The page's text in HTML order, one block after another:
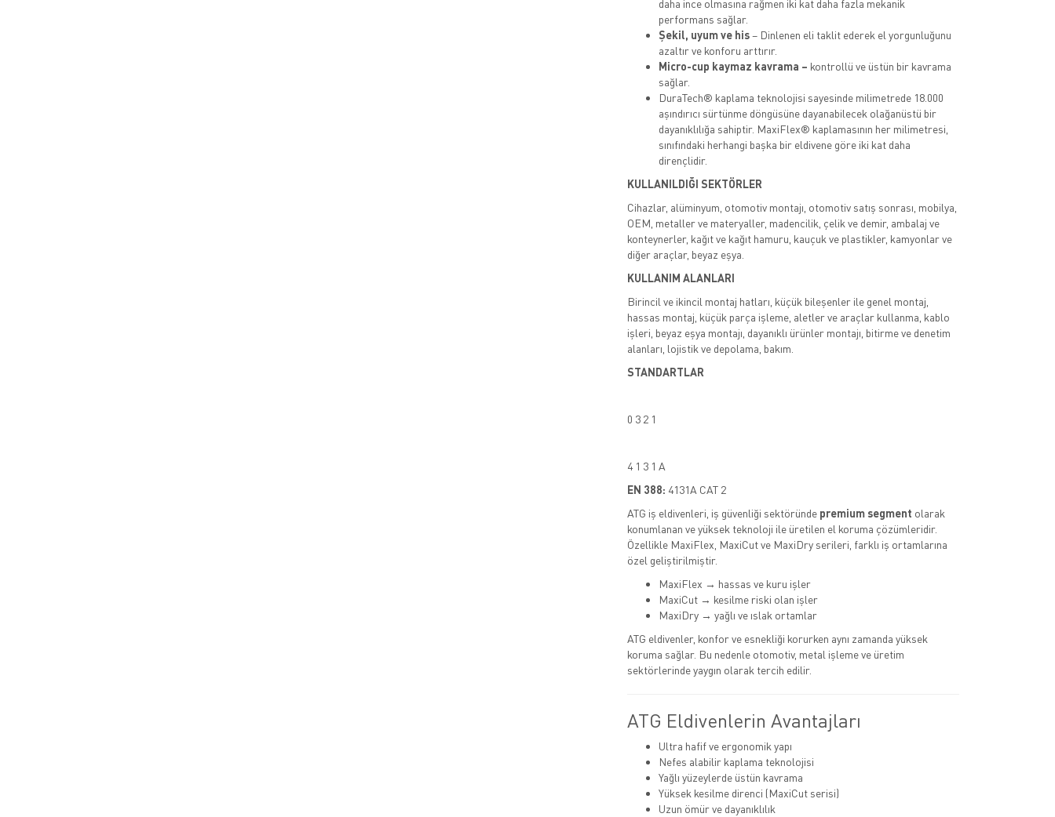
daha ince olmasına rağmen iki kat daha fazla mekanik
performans sağlar.
Şekil, uyum ve his– Dinlenen eli taklit ederek el yorgunluğunu
azaltır ve konforu arttırır.
Micro-cup kaymaz kavrama – kontrollü ve üstün bir kavrama
sağlar.
DuraTech® kaplama teknolojisi sayesinde milimetrede 18.000
aşındırıcı sürtünme döngüsüne dayanabilecek olağanüstü bir
dayanıklılığa sahiptir. MaxiFlex® kaplamasının her milimetresi,
sınıfındaki herhangi başka bir eldivene göre iki kat daha
dirençlidir.
KULLANILDIĞI SEKTÖRLER
Cihazlar, alüminyum, otomotiv montajı, otomotiv satış sonrası, mobilya,
OEM, metaller ve materyaller, madencilik, çelik ve demir, ambalaj ve
konteynerler, kağıt ve kağıt hamuru, kauçuk ve plastikler, kamyonlar ve
diğer araçlar, beyaz eşya.
KULLANIM ALANLARI
Birincil ve ikincil montaj hatları, küçük bileşenler ile genel montaj,
hassas montaj, küçük parça işleme, aletler ve araçlar kullanma, kablo
işleri, beyaz eşya montajı, dayanıklı ürünler montajı, bitirme ve denetim
alanları, lojistik ve depolama, bakım.
STANDARTLAR
0 3 2 1
4 1 3 1 A
EN 388: 4131A CAT 2
ATG iş eldivenleri, iş güvenliği sektöründe premium segment olarak
konumlanan ve yüksek teknoloji ile üretilen el koruma çözümleridir.
Özellikle MaxiFlex, MaxiCut ve MaxiDry serileri, farklı iş ortamlarına
özel geliştirilmiştir.
MaxiFlex → hassas ve kuru işler
MaxiCut → kesilme riski olan işler
MaxiDry → yağlı ve ıslak ortamlar
ATG eldivenler, konfor ve esnekliği korurken aynı zamanda yüksek
koruma sağlar. Bu nedenle otomotiv, metal işleme ve üretim
sektörlerinde yaygın olarak tercih edilir.
ATG Eldivenlerin Avantajları
Ultra hafif ve ergonomik yapı
Nefes alabilir kaplama teknolojisi
Yağlı yüzeylerde üstün kavrama
Yüksek kesilme direnci (MaxiCut serisi)
Uzun ömür ve dayanıklılık